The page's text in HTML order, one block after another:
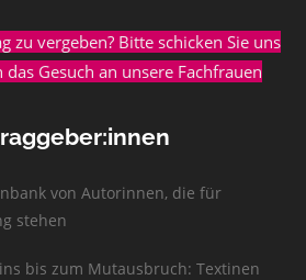
zu vergeben? Bitte schicken Sie uns
Gesuch an unsere Fachfrauen
von Autorinnen, die für
stehen
bis zum Mutausbruch: Textinen